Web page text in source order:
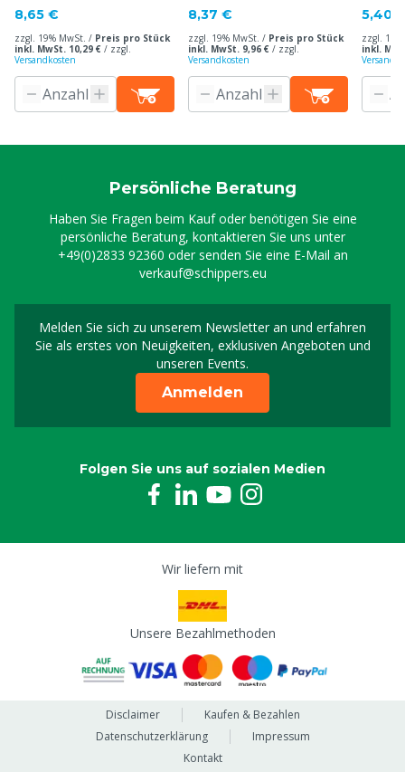
8,65 €
zzgl. 19% MwSt. / Preis pro Stück
inkl. MwSt. 10,29 € / zzgl.
Versandkosten
8,37 €
zzgl. 19% MwSt. / Preis pro Stück
inkl. MwSt. 9,96 € / zzgl.
Versandkosten
5,40
zzgl.
inkl.
Persönliche Beratung
Haben Sie Fragen beim Kauf oder benötigen Sie eine
persönliche Beratung, kontaktieren Sie uns unter
+49(0)2833 92360 oder senden Sie eine E-Mail an
verkauf@schippers.eu
Melden Sie sich zu unserem Newsletter an und erfahren
Sie als erstes von Neuigkeiten, exklusiven Angeboten und
unseren Events.
Melden Sie sich für
Anmelden
Folgen Sie uns auf sozialen Medien
Wir liefern mit
Unsere Bezahlmethoden
Disclaimer
Kaufen & Bezahlen
Datenschutzerklärung
Impressum
Kontakt